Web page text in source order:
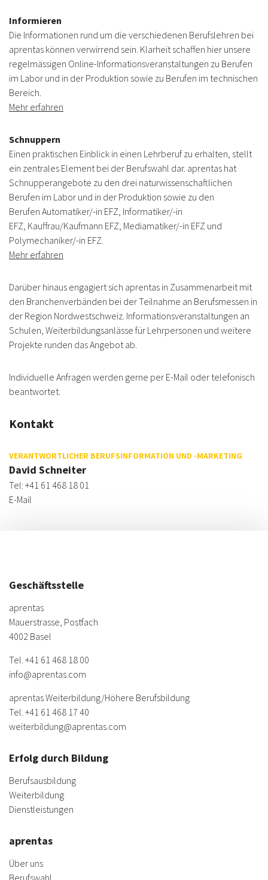
Informieren
Die Informationen rund um die verschiedenen Berufslehren bei
aprentas können verwirrend sein. Klarheit schaffen hier unsere
regelmässigen Online-Informationsveranstaltungen zu Berufen
im Labor und in der Produktion sowie zu Berufen im technischen
Bereich.
Mehr erfahren
Schnuppern
Einen praktischen Einblick in einen Lehrberuf zu erhalten, stellt
ein zentrales Element bei der Berufswahl dar. aprentas hat
Schnupperangebote zu den drei naturwissenschaftlichen
Berufen im Labor und in der Produktion sowie zu den
Berufen Automatiker/-in EFZ, Informatiker/-in
EFZ, Kauffrau/Kaufmann EFZ, Mediamatiker/-in EFZ und
Polymechaniker/-in EFZ.
Mehr erfahren
Darüber hinaus engagiert sich aprentas in Zusammenarbeit mit
den Branchenverbänden bei der Teilnahme an Berufsmessen in
der Region Nordwestschweiz. Informationsveranstaltungen an
Schulen, Weiterbildungsanlässe für Lehrpersonen und weitere
Projekte runden das Angebot ab.
Individuelle Anfragen werden gerne per E-Mail oder telefonisch
beantwortet.
Kontakt
VERANTWORTLICHER BERUFSINFORMATION UND -MARKETING
David Schneiter
Tel: +41 61 468 18 01
E-Mail
Geschäftsstelle
aprentas
Mauerstrasse, Postfach
4002 Basel
Tel. +41 61 468 18 00
info@aprentas.com
aprentas Weiterbildung/Höhere Berufsbildung
Tel. +41 61 468 17 40
weiterbildung@aprentas.com
Erfolg durch Bildung
Berufsausbildung
Weiterbildung
Dienstleistungen
aprentas
Über uns
Berufswahl